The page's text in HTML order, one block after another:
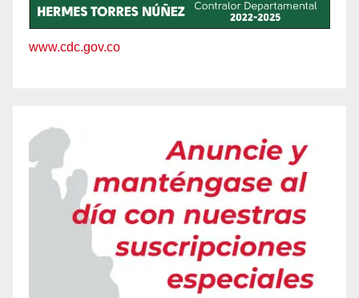
www.cdc.gov.co